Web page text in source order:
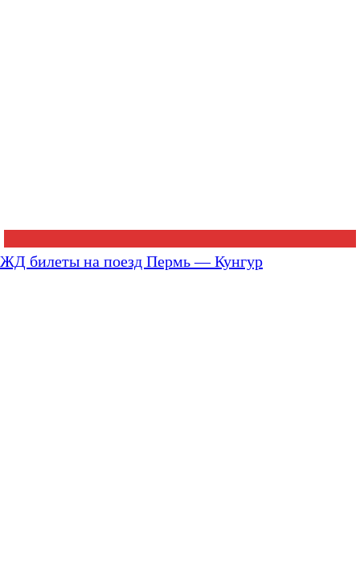
ЖД билеты на поезд Пермь — Кунгур